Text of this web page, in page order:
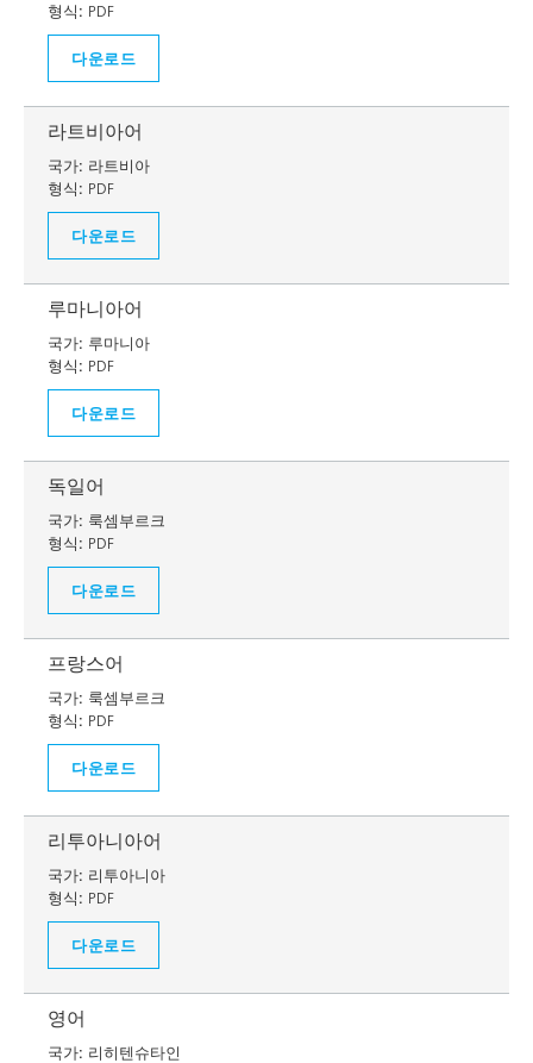
형식: PDF
다운로드
라트비아어
국가: 라트비아
형식: PDF
다운로드
루마니아어
국가: 루마니아
형식: PDF
다운로드
독일어
국가: 룩셈부르크
형식: PDF
다운로드
프랑스어
국가: 룩셈부르크
형식: PDF
다운로드
리투아니아어
국가: 리투아니아
형식: PDF
다운로드
영어
국가: 리히텐슈타인